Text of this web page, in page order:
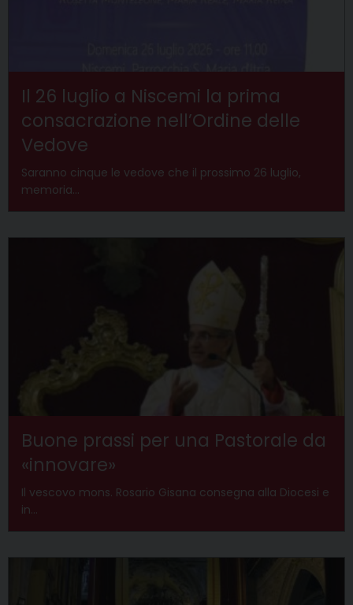
Il 26 luglio a Niscemi la prima
consacrazione nell’Ordine delle
Vedove
Saranno cinque le vedove che il prossimo 26 luglio,
memoria…
Buone prassi per una Pastorale da
«innovare»
Il vescovo mons. Rosario Gisana consegna alla Diocesi e
in…